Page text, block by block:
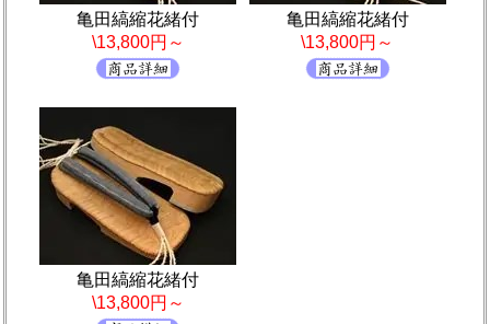
亀田縞縮花緒付
\13,800円～
亀田縞縮花緒付
\13,800円～
亀田縞縮花緒付
\13,800円～